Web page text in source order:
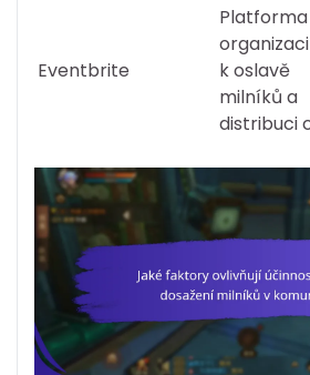
Eventbrite
k oslavě
milníků a
distribuci